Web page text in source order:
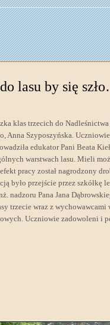
lasu by się
klas trzecich do
Anna Szyposzyńska.
edukator Pani Beata
warstwach lasu. Mieli
pracy został nagrodzony
było przejście przez szkółkę
nadzoru Pana Jana
trzecie wraz z
Uczniowie zadowoleni i